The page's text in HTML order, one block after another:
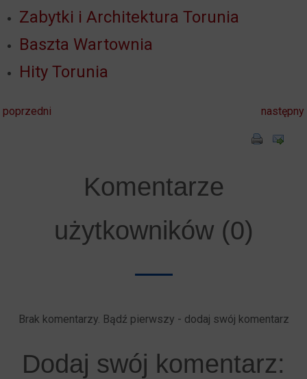
Zabytki i Architektura Torunia
Baszta Wartownia
Hity Torunia
poprzedni następny
Komentarze
użytkowników (0)
Brak komentarzy. Bądź pierwszy - dodaj swój komentarz
Dodaj swój komentarz: